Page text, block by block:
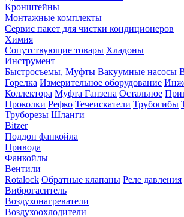
Кронштейны
Монтажные комплекты
Сервис пакет для чистки кондиционеров
Химия
Сопутствующие товары Хладоны
Инструмент
Быстросъемы, Муфты Вакуумные насосы
Горелка Измерительное оборудование
Коллектора Муфта Ганзена Остальное
Проколки Рефко Течеискатели Трубогибы
Труборезы Шланги
Bitzer
Поддон фанкойла
Привода
Фанкойлы
Вентили
Rotalock Обратные клапаны Реле давления
Виброгаситель
Воздухонагреватели
Воздухоохлодители